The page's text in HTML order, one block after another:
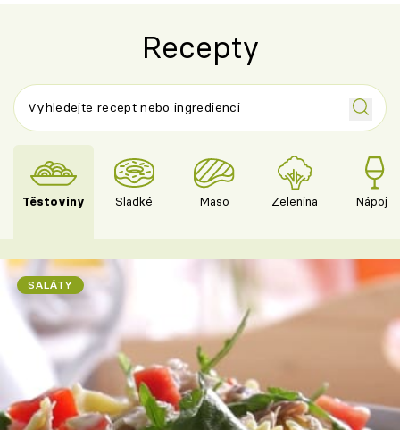
Recepty
Těstoviny Sladké Maso Zelenina Nápoje
SALÁTY